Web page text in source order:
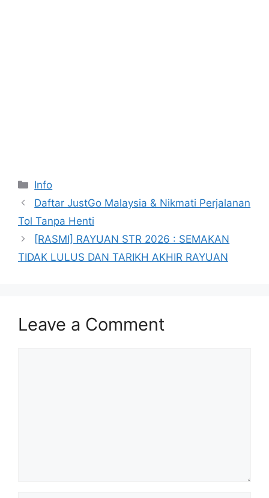
Categories
Info
Daftar JustGo Malaysia & Nikmati Perjalanan
Tol Tanpa Henti
[RASMI] RAYUAN STR 2026 : SEMAKAN
TIDAK LULUS DAN TARIKH AKHIR RAYUAN
Leave a Comment